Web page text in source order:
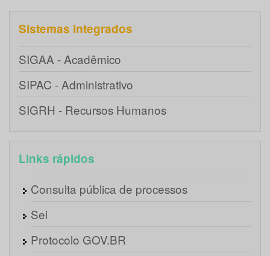
Sistemas integrados
SIGAA - Acadêmico
SIPAC - Administrativo
SIGRH - Recursos Humanos
Links rápidos
Consulta pública de processos
Sei
Protocolo GOV.BR